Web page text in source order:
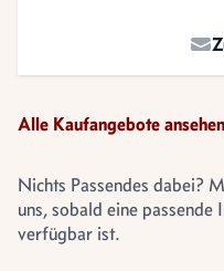
Alle Kaufangebote ansehen
Nichts Passendes dabei?
uns, sobald eine
verfügbar ist.